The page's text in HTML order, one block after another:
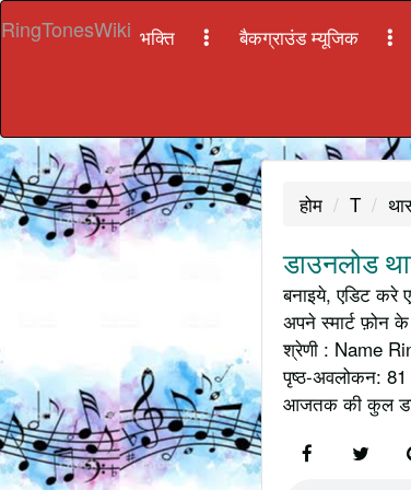
RingTonesWiki भक्ति बैकग्राउंड म्यूजिक
होम T
डाउनलोड
बनाइये, एडिट करे
अपने स्मार्ट फ़ोन के
श्रेणी : Name
पृष्ठ-अवलोकन: 81
आजतक की कुल